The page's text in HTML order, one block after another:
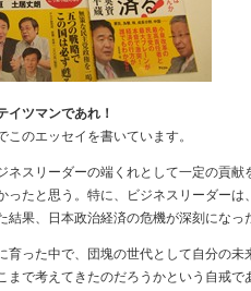
ツマンであれ！
のエッセイを書いています。
ネスリーダーの端くれとして一定の貢
ったと思う。特に、ビジネスリーダー
結果、日本政治経済の危機が深刻にな
育った中で、団塊の世代として自分の
まで考えてきたのだろうかという自戒